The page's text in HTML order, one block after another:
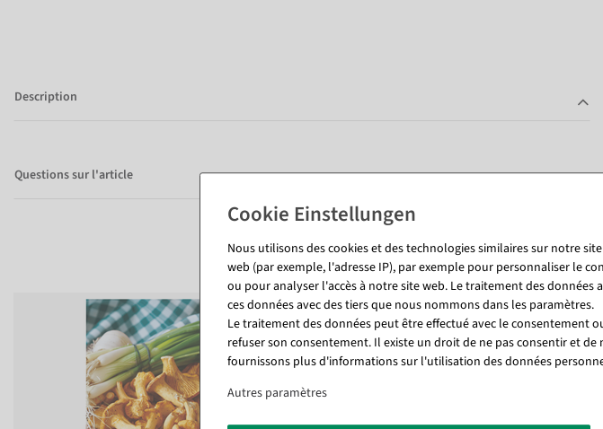
Description
Questions sur l'article
Vous
%
Nous utilisons des cookies et des technologies similaires sur notre
web (par exemple, l'adresse IP), par exemple pour personnaliser le
ou pour analyser l'accès à notre site web. Le traitement des
ces données avec des tiers que nous nommons dans les paramètres.
Le traitement des données peut être effectué avec le consentement
refuser son consentement. Il existe un droit de ne pas consentir et
fournissons plus d'informations sur l'utilisation des données
Autres paramètres